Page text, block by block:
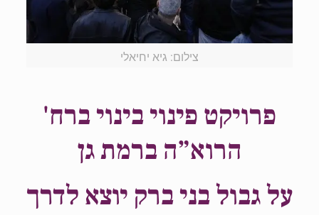
צילום: גיא יחיאלי
פרויקט פינוי בינוי ברח'
הרוא”ה ברמת גן
על גבול בני ברק יוצא לדרך